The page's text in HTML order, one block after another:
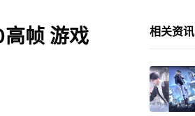
帧 游戏
相关资讯